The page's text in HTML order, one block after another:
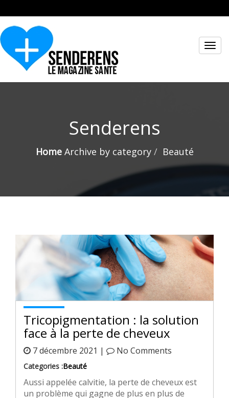
Senderens
HomeArchive by category Beauté
Tricopigmentation : la solution
face à la perte de cheveux
7 décembre 2021 | No Comments
Categories :Beauté
Aussi appelée calvitie, la perte de cheveux est
un problème qui gagne de plus en plus de